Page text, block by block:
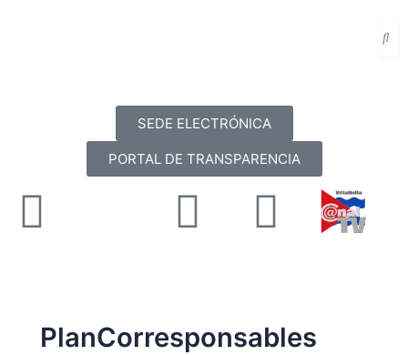
SEDE ELECTRÓNICA
PORTAL DE TRANSPARENCIA
FacebookYoutube
PlanCorresponsables